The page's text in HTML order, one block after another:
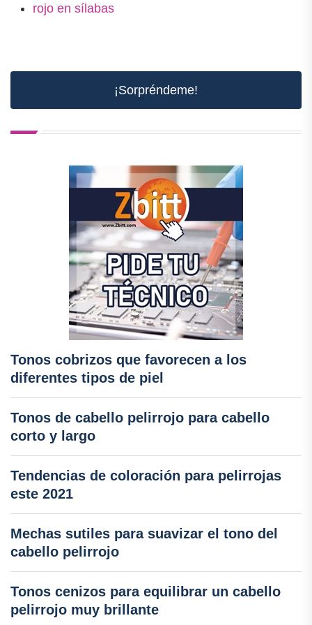
rojo en sílabas
¡Sorpréndeme!
Tonos cobrizos que favorecen a los
diferentes tipos de piel
Tonos de cabello pelirrojo para cabello
corto y largo
Tendencias de coloración para pelirrojas
este 2021
Mechas sutiles para suavizar el tono del
cabello pelirrojo
Tonos cenizos para equilibrar un cabello
pelirrojo muy brillante